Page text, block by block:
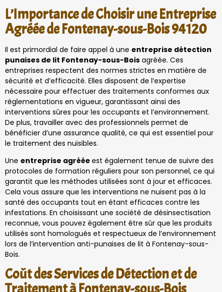
L’Importance de Choisir une Entreprise
Agréée de Fontenay-sous-Bois 94120
Il est primordial de faire appel à une entreprise détection
punaises de lit Fontenay-sous-Bois agréée. Ces
entreprises respectent des normes strictes en matière de
sécurité et d’efficacité. Elles disposent de l’expertise
nécessaire pour effectuer des traitements conformes aux
réglementations en vigueur, garantissant ainsi des
interventions sûres pour les occupants et l’environnement.
De plus, travailler avec des professionnels permet de
bénéficier d’une assurance qualité, ce qui est essentiel pour
le traitement des nuisibles.
Une entreprise agréée est également tenue de suivre des
protocoles de formation réguliers pour son personnel, ce qui
garantit que les méthodes utilisées sont à jour et efficaces.
Cela vous assure que les interventions ne nuisent pas à la
santé des occupants tout en étant efficaces contre les
infestations. En choisissant une société de désinsectisation
reconnue, vous pouvez également être sûr que les produits
utilisés sont homologués et respectueux de l’environnement
lors de l’intervention anti-punaises de lit à Fontenay-sous-
Bois.
Coût des Services de Détection et de